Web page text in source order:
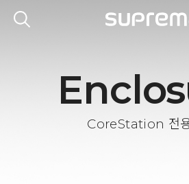
CoreStation 전용